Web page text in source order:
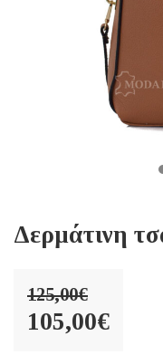
Δερμάτινη
125,00€
Original
105,00€